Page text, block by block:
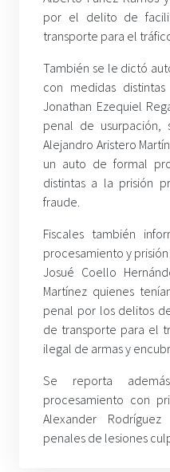
por el delito de
transporte para el
También se le dictó
con medidas
Jonathan Ezequiel
penal de usurpación,
Alejandro Aristero
un auto de formal
distintas a la prisión
fraude.
Fiscales también
procesamiento y
Josué Coello
Martínez quienes
penal por los delitos
de transporte para el
ilegal de armas y
Se reporta
procesamiento con
Alexander
penales de lesiones